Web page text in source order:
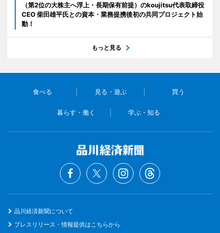
（第2位の大株主へ浮上・長期保有前提）のkoujitsu代表取締役
CEO 柴田雄平氏との資本・業務提携後初の共同プロジェクト始
動！
もっと見る
食べる 見る・遊ぶ 買う
暮らす・働く 学ぶ・知る
品川経済新聞について
プレスリリース・情報提供はこちらから